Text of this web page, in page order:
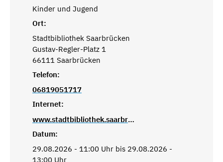
Kinder und Jugend
Ort:
Stadtbibliothek Saarbrücken
Gustav-Regler-Platz 1
66111 Saarbrücken
Telefon:
06819051717
Internet:
www.stadtbibliothek.saarbruecken.de
Datum:
29.08.2026 - 11:00 Uhr bis 29.08.2026 -
13:00 Uhr